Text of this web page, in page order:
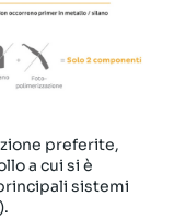
preferite,
a cui si è
sistemi